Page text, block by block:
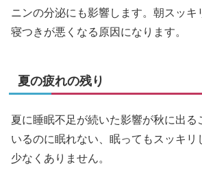
ニンの分泌にも影響します。朝スッキ
寝つきが悪くなる原因になります。
夏の疲れの残り
夏に睡眠不足が続いた影響が秋に出る
いるのに眠れない、眠ってもスッキリ
少なくありません。